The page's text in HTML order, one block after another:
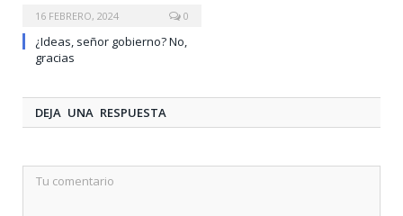
16 FEBRERO, 2024 0
¿Ideas, señor gobierno? No,
gracias
DEJA UNA RESPUESTA